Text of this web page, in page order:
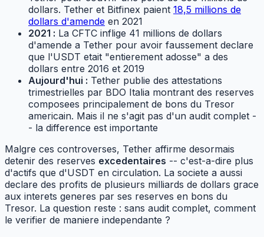
dollars. Tether et Bitfinex paient 18,5 millions de
dollars d'amende en 2021
2021 : La CFTC inflige 41 millions de dollars
d'amende a Tether pour avoir faussement declare
que l'USDT etait "entierement adosse" a des
dollars entre 2016 et 2019
Aujourd'hui : Tether publie des attestations
trimestrielles par BDO Italia montrant des reserves
composees principalement de bons du Tresor
americain. Mais il ne s'agit pas d'un audit complet -
- la difference est importante
Malgre ces controverses, Tether affirme desormais
detenir des reserves excedentaires -- c'est-a-dire plus
d'actifs que d'USDT en circulation. La societe a aussi
declare des profits de plusieurs milliards de dollars grace
aux interets generes par ses reserves en bons du
Tresor. La question reste : sans audit complet, comment
le verifier de maniere independante ?